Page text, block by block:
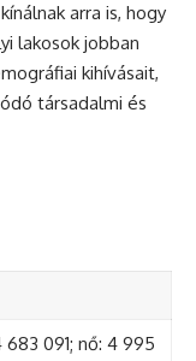
arra is, hogy
lakosok jobban
kihívásait,
társadalmi és
091; nő: 4 995